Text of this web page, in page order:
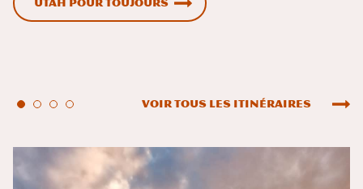
Utah Pour toujours
Voir tous les itinéraires